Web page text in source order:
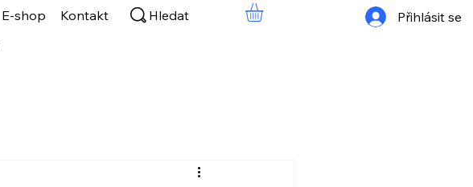
E-shop
Kontakt
Přihlásit se
Hledat